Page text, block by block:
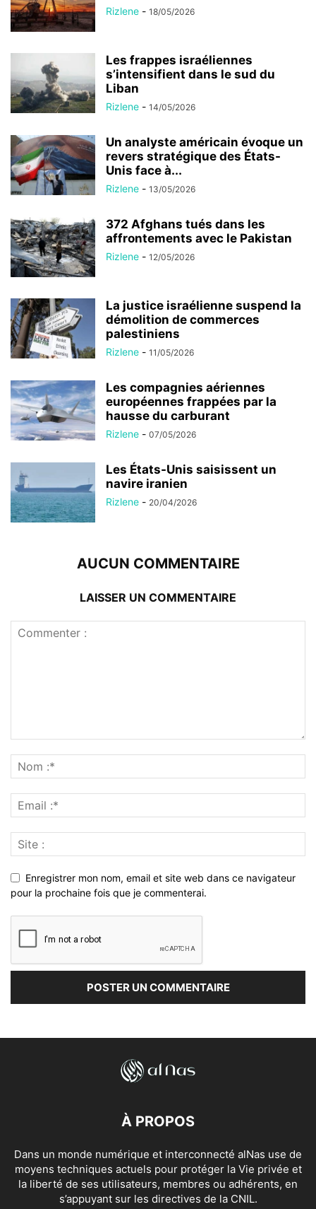
Rizlene - 18/05/2026
Les frappes israéliennes
s’intensifient dans le sud du
Liban
Rizlene - 14/05/2026
Un analyste américain évoque un
revers stratégique des États-
Unis face à...
Rizlene - 13/05/2026
372 Afghans tués dans les
affrontements avec le Pakistan
Rizlene - 12/05/2026
La justice israélienne suspend la
démolition de commerces
palestiniens
Rizlene - 11/05/2026
Les compagnies aériennes
européennes frappées par la
hausse du carburant
Rizlene - 07/05/2026
Les États-Unis saisissent un
navire iranien
Rizlene - 20/04/2026
AUCUN COMMENTAIRE
LAISSER UN COMMENTAIRE
Enregistrer mon nom, email et site web dans ce navigateur
pour la prochaine fois que je commenterai.
À PROPOS
Dans un monde numérique et interconnecté alNas use de
moyens techniques actuels pour protéger la Vie privée et
la liberté de ses utilisateurs, membres ou adhérents, en
s’appuyant sur les directives de la CNIL.